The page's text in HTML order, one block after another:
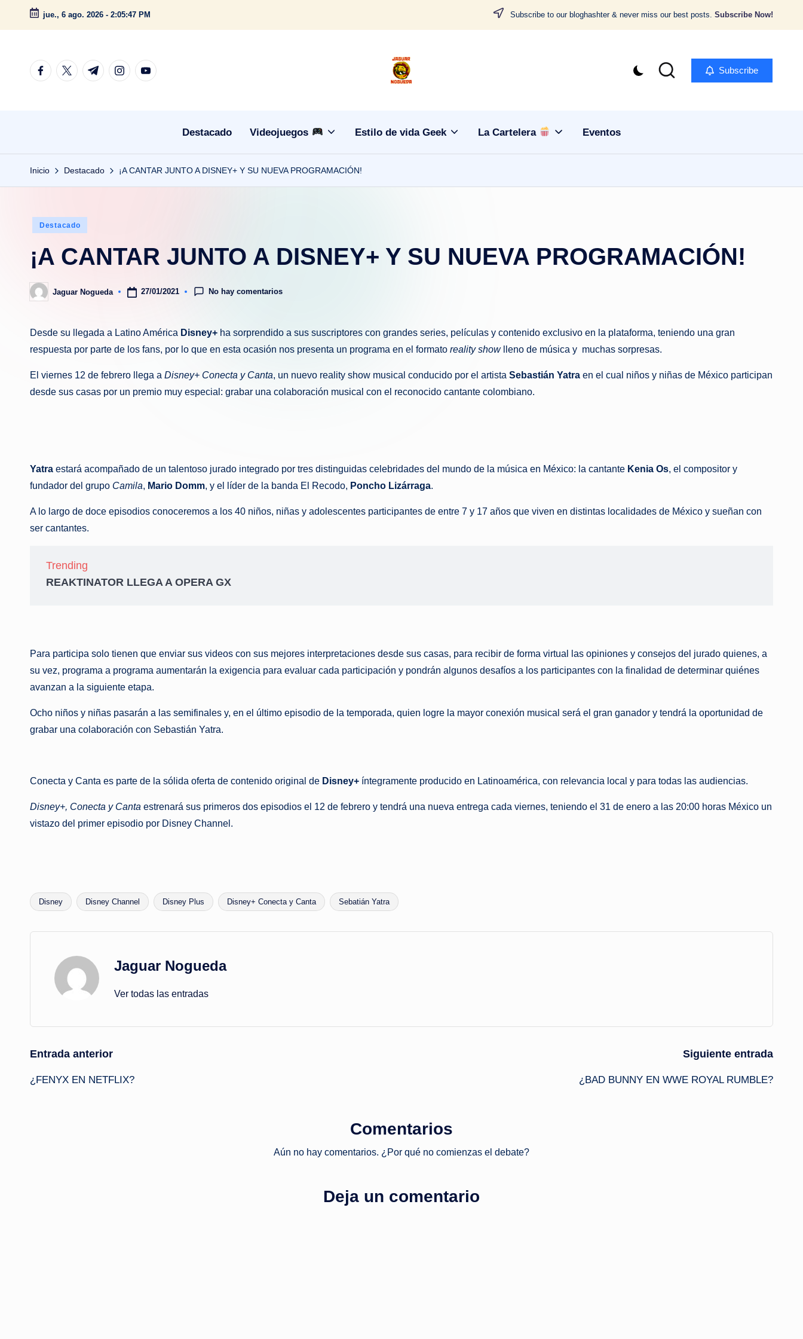
Saltar
contenido
jue., 6 ago. 2026 - 2:05:47 PM Subscribe to our bloghashter & never miss our best posts. Subscribe Now!
facebook.com
twitter.com
t.me instagram.com
youtube.com
J
g
u
a
o
e
d
a
CONTENIDO
Subscribe
Destacado Videojuegos Estilo de vida Geek La Cartelera Eventos
Inicio Destacado ¡A CANTAR JUNTO A DISNEY+ Y SU NUEVA PROGRAMACIÓN!
Publicado
Destacado
¡A CANTAR JUNTO A DISNEY+ Y SU NUEVA PROGRAMACIÓN!
Publicado
por
Jaguar Nogueda 27/01/2021 No hay comentarios
Desde su llegada a Latino América Disney+ ha sorprendido a sus suscriptores con grandes series, películas y contenido exclusivo en la plataforma, teniendo una gran
respuesta por parte de los fans, por lo que en esta ocasión nos presenta un programa en el formato reality show lleno de música y muchas sorpresas.
El viernes 12 de febrero llega a Disney+ Conecta y Canta, un nuevo reality show musical conducido por el artista Sebastián Yatra en el cual niños y niñas de México participan
desde sus casas por un premio muy especial: grabar una colaboración musical con el reconocido cantante colombiano.
Yatra estará acompañado de un talentoso jurado integrado por tres distinguidas celebridades del mundo de la música en México: la cantante Kenia Os, el compositor y
fundador del grupo Camila, Mario Domm, y el líder de la banda El Recodo, Poncho Lizárraga.
A lo largo de doce episodios conoceremos a los 40 niños, niñas y adolescentes participantes de entre 7 y 17 años que viven en distintas localidades de México y sueñan con
ser cantantes.
Trending
REAKTINATOR LLEGA A OPERA GX
Para participa solo tienen que enviar sus videos con sus mejores interpretaciones desde sus casas, para recibir de forma virtual las opiniones y consejos del jurado quienes, a
su vez, programa a programa aumentarán la exigencia para evaluar cada participación y pondrán algunos desafíos a los participantes con la finalidad de determinar quiénes
avanzan a la siguiente etapa.
Ocho niños y niñas pasarán a las semifinales y, en el último episodio de la temporada, quien logre la mayor conexión musical será el gran ganador y tendrá la oportunidad de
grabar una colaboración con Sebastián Yatra.
Conecta y Canta es parte de la sólida oferta de contenido original de Disney+ íntegramente producido en Latinoamérica, con relevancia local y para todas las audiencias.
Disney+, Conecta y Canta estrenará sus primeros dos episodios el 12 de febrero y tendrá una nueva entrega cada viernes, teniendo el 31 de enero a las 20:00 horas México un
vistazo del primer episodio por Disney Channel.
Etiquetas:
Disney Disney Channel Disney Plus Disney+ Conecta y Canta Sebatián Yatra
Jaguar Nogueda
Ver todas las entradas
Navegación
de
Entrada anterior
¿FENYX EN NETFLIX?
Siguiente entrada
¿BAD BUNNY EN WWE ROYAL RUMBLE?
Comentarios
Aún no hay comentarios. ¿Por qué no comienzas el debate?
Deja un comentario